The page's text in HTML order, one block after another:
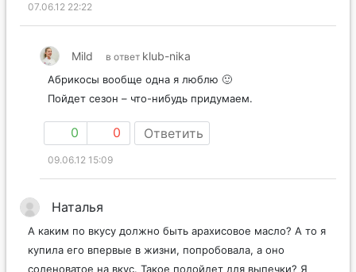
07.06.12 22:22
Mild в ответ klub-nika
Абрикосы вообще одна я люблю 🙂
Пойдет сезон – что-нибудь придумаем.
0 0 Ответить
09.06.12 15:09
Наталья
А каким по вкусу должно быть арахисовое масло? А то я
купила его впервые в жизни, попробовала, а оно
соленоватое на вкус. Такое подойдет для выпечки? Я